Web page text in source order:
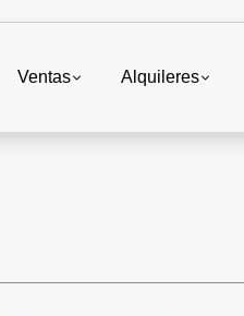
Ventas Alquileres